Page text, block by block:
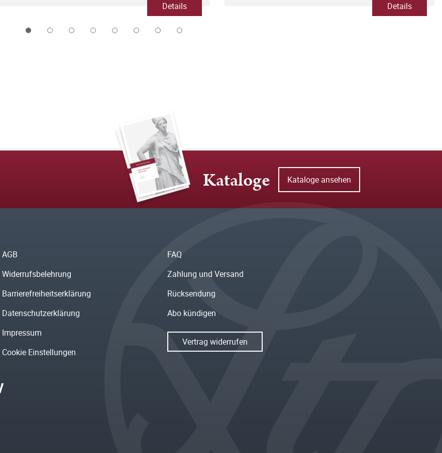
Details Details
Kataloge Kataloge ansehen
AGB
Widerrufsbelehrung
Barrierefreiheitserklärung
Datenschutzerklärung
Impressum
Cookie Einstellungen
FAQ
Zahlung und Versand
Rücksendung
Abo kündigen
Vertrag widerrufen